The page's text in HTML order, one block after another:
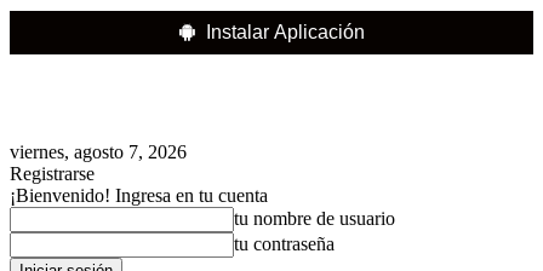
Instalar Aplicación
viernes, agosto 7, 2026
Registrarse
¡Bienvenido! Ingresa en tu cuenta
tu nombre de usuario
tu contraseña